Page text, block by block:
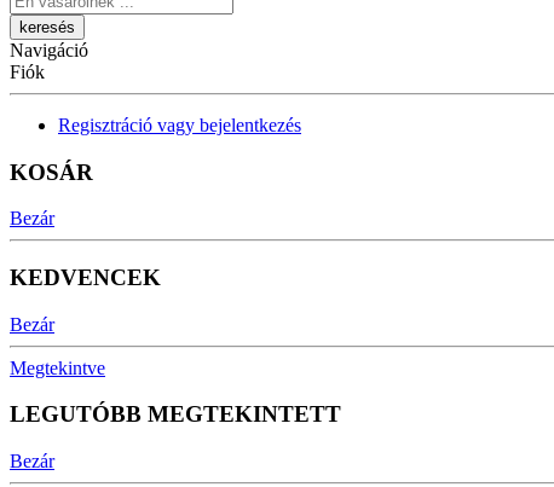
Navigáció
Fiók
Regisztráció vagy bejelentkezés
KOSÁR
Bezár
KEDVENCEK
Bezár
Megtekintve
LEGUTÓBB MEGTEKINTETT
Bezár